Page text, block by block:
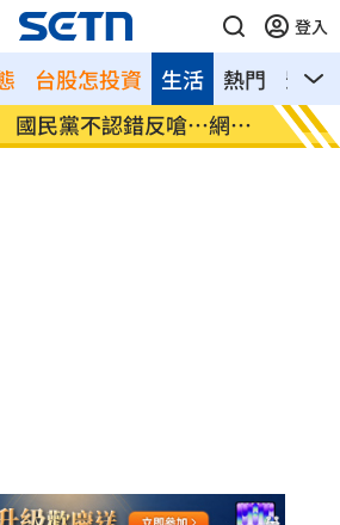
登入
台股怎投資 熱門 影音
生活
那指漲342點 標普500新
美通
關稅